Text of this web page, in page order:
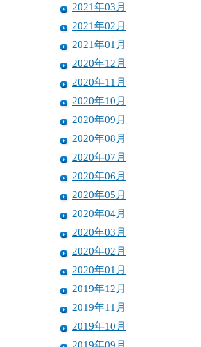
2021年03月
2021年02月
2021年01月
2020年12月
2020年11月
2020年10月
2020年09月
2020年08月
2020年07月
2020年06月
2020年05月
2020年04月
2020年03月
2020年02月
2020年01月
2019年12月
2019年11月
2019年10月
2019年09月